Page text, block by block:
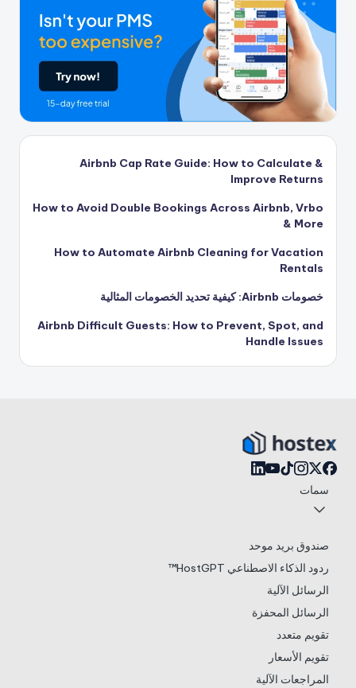
Airbnb Cap Rate Guide: How to Calculate &
Improve Returns
How to Avoid Double Bookings Across Airbnb, Vrbo
& More
How to Automate Airbnb Cleaning for Vacation
Rentals
خصومات Airbnb: كيفية تحديد الخصومات المثالية
Airbnb Difficult Guests: How to Prevent, Spot, and
Handle Issues
سمات
صندوق بريد موحد
ردود الذكاء الاصطناعي HostGPT™
الرسائل الآلية
الرسائل المحفزة
تقويم متعدد
تقويم الأسعار
المراجعات الآلية